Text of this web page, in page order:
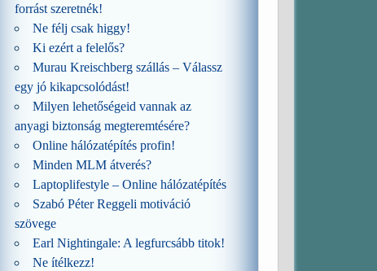
forrást szeretnék!
Ne félj csak higgy!
Ki ezért a felelős?
Murau Kreischberg szállás – Válassz
egy jó kikapcsolódást!
Milyen lehetőségeid vannak az
anyagi biztonság megteremtésére?
Online hálózatépítés profin!
Minden MLM átverés?
Laptoplifestyle – Online hálózatépítés
Szabó Péter Reggeli motiváció
szövege
Earl Nightingale: A legfurcsább titok!
Ne ítélkezz!